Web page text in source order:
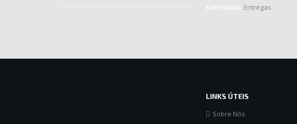
CATEGORIA: Entregas
LINKS ÚTEIS
Sobre Nós